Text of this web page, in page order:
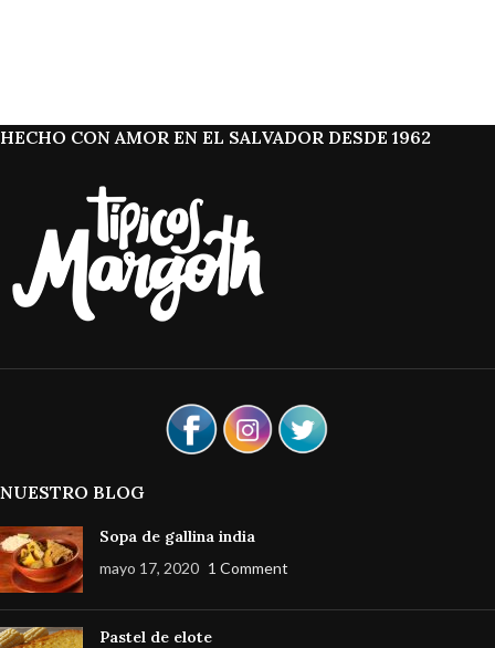
HECHO CON AMOR EN EL SALVADOR DESDE 1962
NUESTRO BLOG
Sopa de gallina india
mayo 17, 2020 1 Comment
Pastel de elote